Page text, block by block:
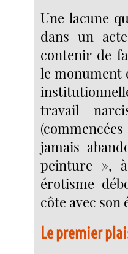
Une lacune
dans un
contenir de
le monument
travail
jamais
peinture »,
érotisme
côte avec
Le premier